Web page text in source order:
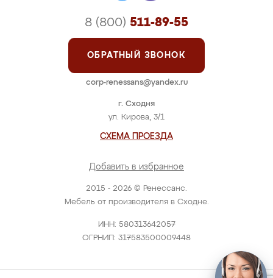
2015 - 2026 © Ренессанс.
Мебель от производителя в Сходне.
ИНН: 580313642057
ОГРНИП: 317583500009448
г. Сходня
ул. Кирова, 3/1
СХЕМА ПРОЕЗДА
Добавить в избранное
8 (800) 511-89-55
ОБРАТНЫЙ ЗВОНОК
corp-renessans@yandex.ru